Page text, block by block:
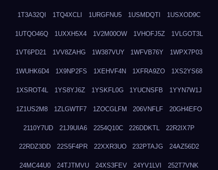
1T3A32QI 1TQ4XCLI 1URGFNU5 1USMDQTI 1USXOD9C
1UTQO46Q 1UXXH5X4 1V2M00OW 1VHOFJ5Z 1VLGOT3L
1VT6PD21 1VV8ZAHG 1W387VUY 1WFVB76Y 1WPX7P03
1WUHK6D4 1X9NP2FS 1XEHVF4N 1XFRA9ZO 1XS2YS68
1XSROT4L 1YS8YJ6Z 1YSKFL0G 1YUCNSFB 1YYN7W1J
1Z1US2M8 1ZLGWTF7 1ZOCGLFM 206VNFLF 20GH4EFO
2110Y7UD 21J9UIA6 2254Q10C 226DDKTL 22R2IX7P
22RDZ3DD 22S5F4PR 22XXR3UO 232PTAJG 24AZ56D2
24MC44U0 24TJTMVU 24XS3FEV 24YV1LVI 252T7VNK